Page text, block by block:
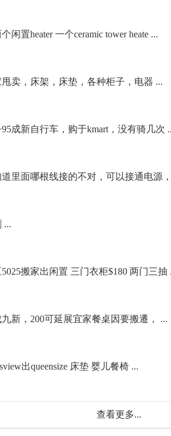
闲置heater 一个ceramic tower heate ...
卖，床架，床垫，各种柜子，电器 ...
95成新自行车，购于kmart，没有骑几次
里面哪根线接的不对，可以接通电源
...
搬家出闲置 三门衣柜$180 两门三抽
九新，200可延展宜家餐桌因要搬遷， ...
出queensize 床垫 婴儿餐椅 ...
查看更多...